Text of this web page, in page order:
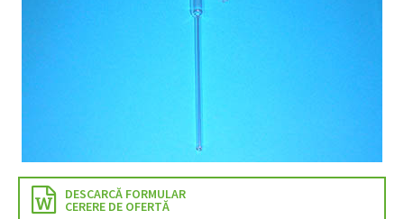
DESCARCĂ FORMULAR
CERERE DE OFERTĂ